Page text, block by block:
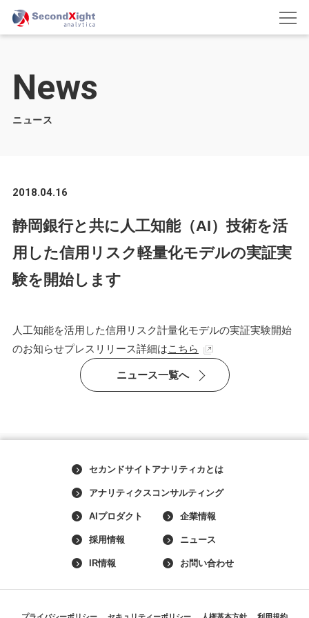
News
ニュース
2018.04.16
静岡銀行と共に人工知能（AI）技術を活
用した信用リスク軽量化モデルの実証実
験を開始します
人工知能を活用した信用リスク計量化モデルの実証実験開始
のお知らせプレスリリース詳細はこちら
ニュース一覧へ
セカンドサイトアナリティカとは
アナリティクスコンサルティング
AIプロダクト 企業情報
採用情報 ニュース
IR情報 お問い合わせ